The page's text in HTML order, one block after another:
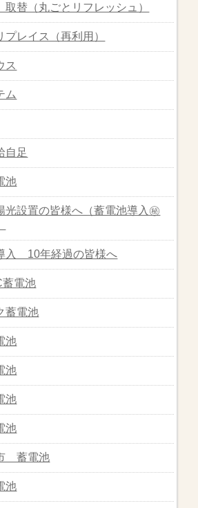
替（丸ごとリフレッシュ）
プレイス（再利用）
ス
ム
自足
池
光設置の皆様へ（蓄電池導入㊙︎
入 10年経過の皆様へ
蓄電池
蓄電池
池
池
池
池
蓄電池
池